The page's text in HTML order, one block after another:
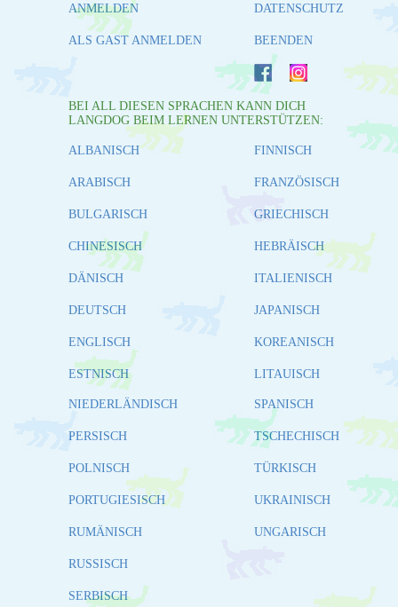
ANMELDEN
ALS GAST ANMELDEN
DATENSCHUTZ
BEENDEN
BEI ALL DIESEN SPRACHEN KANN DICH
LANGDOG BEIM LERNEN UNTERSTÜTZEN:
ALBANISCH
ARABISCH
BULGARISCH
CHINESISCH
DÄNISCH
DEUTSCH
ENGLISCH
ESTNISCH
FINNISCH
FRANZÖSISCH
GRIECHISCH
HEBRÄISCH
ITALIENISCH
JAPANISCH
KOREANISCH
LITAUISCH
NIEDERLÄNDISCH
PERSISCH
POLNISCH
PORTUGIESISCH
RUMÄNISCH
RUSSISCH
SERBISCH
SPANISCH
TSCHECHISCH
TÜRKISCH
UKRAINISCH
UNGARISCH